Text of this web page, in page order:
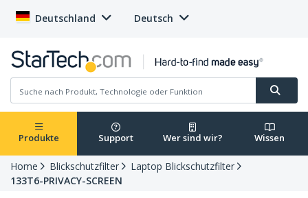
Deutschland Deutsch
Produkte Support Wer sind wir? Wissen
Home Blickschutzfilter
Laptop Blickschutzfilter
133T6-PRIVACY-SCREEN